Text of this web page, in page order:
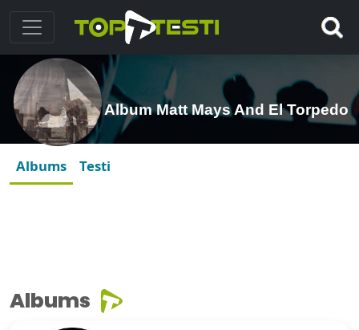
Album Matt Mays And El Torpedo
Albums Testi
Albums